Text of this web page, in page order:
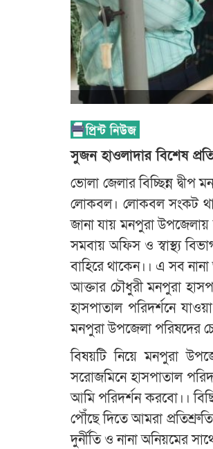
সুজন হাওলাদার বিশেষ
ভোলা জেলার বিচ্ছিন্ন দ্বীপ
লোকবল। লোকবল সংকট
জানা যায় মনপুরা
সমবায় অফিস ও স্বাস্থ্য
বাহিরে থাকেন।। এ সব
আক্তার চৌধুরী মনপুরা
হাসপাতাল পরিদর্শনে
মনপুরা উপজেলা পরিষদের
বিষয়টি নিয়ে মনপুরা
সরোজমিনে হাসপাতাল
আমি পরিদর্শন করবো।।
পৌঁছে দিতে আমরা
দুর্নীতি ও নানা অনিয়মের